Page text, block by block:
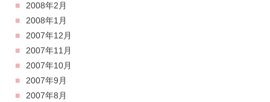
2008年2月
2008年1月
2007年12月
2007年11月
2007年10月
2007年9月
2007年8月